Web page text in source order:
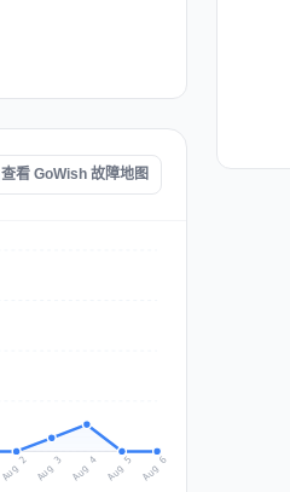
查看 GoWish 故障地图
Aug 2 Aug 3 Aug 4 Aug 5 Aug 6